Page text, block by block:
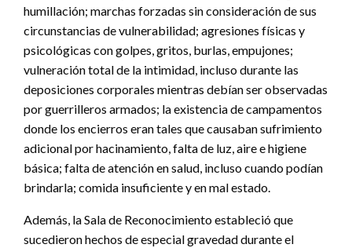
humillación; marchas forzadas sin consideración de sus
circunstancias de vulnerabilidad; agresiones físicas y
psicológicas con golpes, gritos, burlas, empujones;
vulneración total de la intimidad, incluso durante las
deposiciones corporales mientras debían ser observadas
por guerrilleros armados; la existencia de campamentos
donde los encierros eran tales que causaban sufrimiento
adicional por hacinamiento, falta de luz, aire e higiene
básica; falta de atención en salud, incluso cuando podían
brindarla; comida insuficiente y en mal estado.
Además, la Sala de Reconocimiento estableció que
sucedieron hechos de especial gravedad durante el